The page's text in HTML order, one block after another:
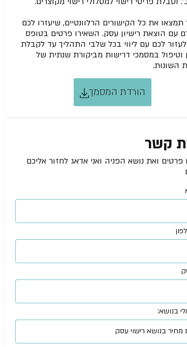
את כל הקישורים הרלוונטיים, שיעזרו לכם
עם הוצאת רישיון עסק. השאירו פרטים בטופס
לכם עם ליווי בכל שלבי התהליך עד לקבלת
וטיפול במסמכי דרישות מביקורת שנתית של
השונות.
הורדת המסמך
קשר
פרטים ואת נושא הפניה ואני אדאג לחזור אליכם
בנושא: